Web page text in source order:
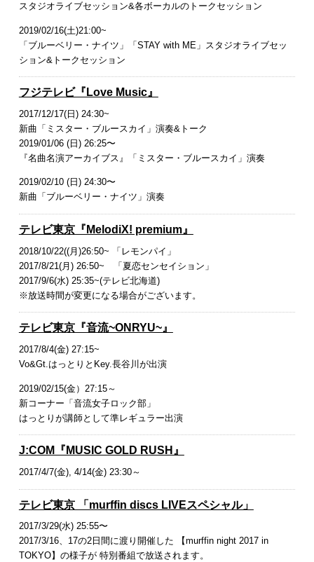
スタジオライブセッション&各ボーカルのトークセッション
2019/02/16(土)21:00~
「ブルーベリー・ナイツ」「STAY with ME」スタジオライブセッ
ション&トークセッション
フジテレビ『Love Music』
2017/12/17(日) 24:30~
新曲「ミスター・ブルースカイ」演奏&トーク
2019/01/06 (日) 26:25〜
『名曲名演アーカイブス』「ミスター・ブルースカイ」演奏
2019/02/10 (日) 24:30〜
新曲「ブルーベリー・ナイツ」演奏
テレビ東京『MelodiX! premium』
2018/10/22((月)26:50~ 「レモンパイ」
2017/8/21(月) 26:50~ 「夏恋センセイション」
2017/9/6(水) 25:35~(テレビ北海道)
​※放送時間が変更になる場合がございます。
テレビ東京『音流~ONRYU~』
2017/8/4(金) 27:15~
Vo&Gt.はっとりとKey.長谷川が出演
2019/02/15(金）27:15～
新コーナー「音流女子ロック部」
はっとりが​講師として準レギュラー出演
J:COM『MUSIC GOLD RUSH』
2017/4/7(金), 4/14(金) 23:30～
テレビ東京 「murffin discs LIVEスペシャル」
2017/3/29(水) 25:55〜
2017/3/16、17の2日間に渡り開催した 【murffin night 2017 in
TOKYO】の様子が 特別番組で放送されます。